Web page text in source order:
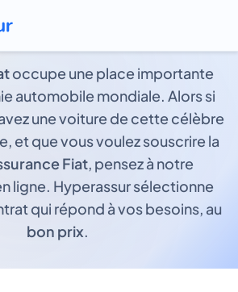
Fiat
occupe une place importante
automobile mondiale. Alors si
une voiture de cette célèbre
et que vous voulez souscrire la
Fiat, pensez à notre
ligne. Hyperassur sélectionne
qui répond à vos besoins, au
bon prix.